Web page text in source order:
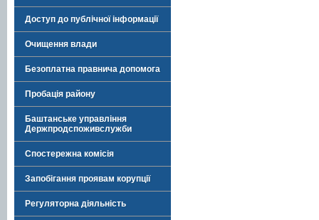
Доступ до публічної інформації
Очищення влади
Безоплатна правнича допомога
Пробація району
Баштанське управління
Держпродспоживслужби
Спостережна комісія
Запобігання проявам корупції
Регуляторна діяльність